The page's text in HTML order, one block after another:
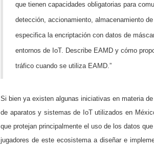
que tienen capacidades obligatorias para
detección, accionamiento, almacenamiento
especifica la encriptación con datos de
entornos de IoT. Describe EAMD y cómo
tráfico cuando se utiliza EAMD.”
Si bien ya existen algunas iniciativas en materia
de aparatos y sistemas de IoT utilizados en
que protejan principalmente el uso de los datos
jugadores de este ecosistema a diseñar e